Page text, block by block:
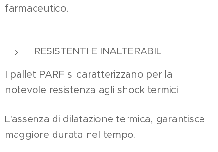
farmaceutico.
RESISTENTI E INALTERABILI
I pallet PARF si caratterizzano per la
notevole resistenza agli shock termici
L'assenza di dilatazione termica, garantisce
maggiore durata nel tempo.